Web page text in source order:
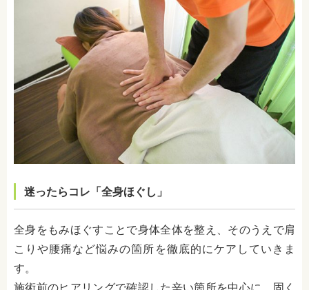
迷ったらコレ「全身ほぐし」
全身をもみほぐすことで身体全体を整え、そのうえで肩
こりや腰痛など悩みの箇所を徹底的にケアしていきま
す。